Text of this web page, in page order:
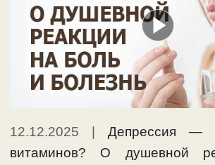
12.12.2025 | Депрессия —
витаминов? О душевной